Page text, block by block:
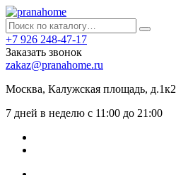
+7 926 248-47-17
Заказать звонок
zakaz@pranahome.ru
Москва, Калужская площадь, д.1к2
7 дней в неделю с 11:00 до 21:00